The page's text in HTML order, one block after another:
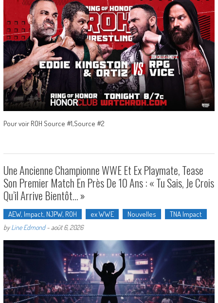
Pour voir ROH Source #1,Source #2
Une Ancienne Championne WWE Et Ex Playmate, Tease
Son Premier Match En Près De 10 Ans : « Tu Sais, Je Crois
Qu’il Arrive Bientôt… »
AEW, Impact, NJPW, ROH ex WWE Nouvelles TNA Impact
byLine Edmond- août 6, 2026